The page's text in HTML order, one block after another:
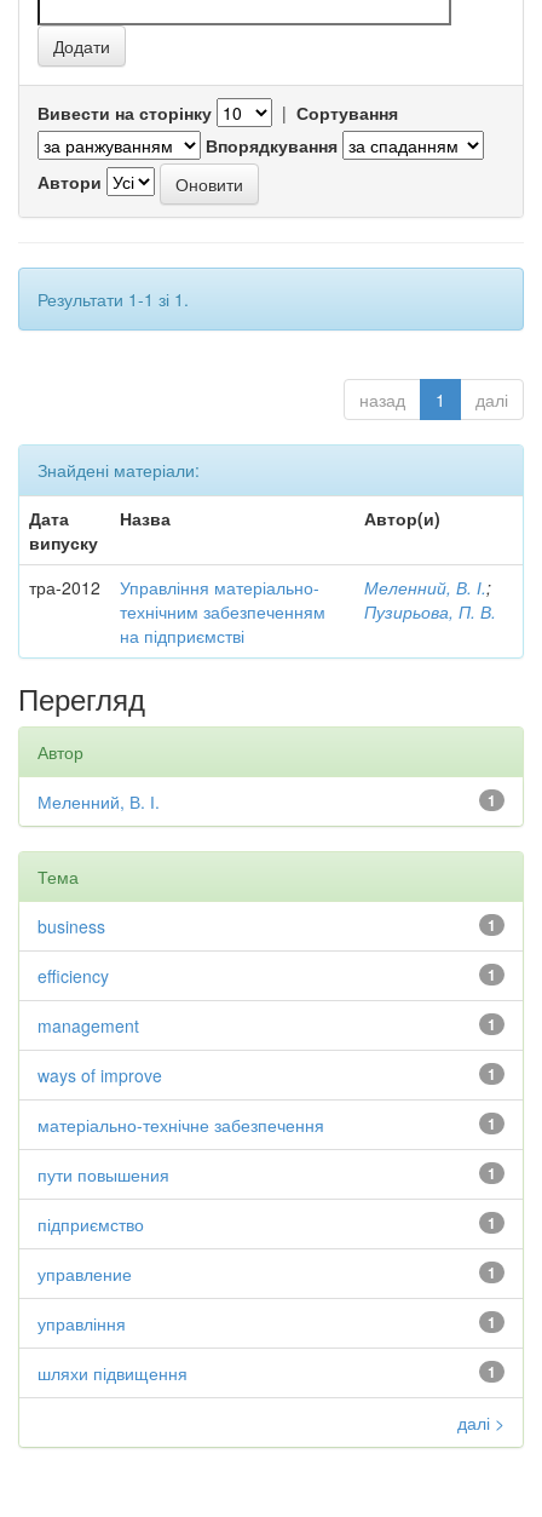
Вивести на сторінку | Сортування
Впорядкування
Автори
Результати 1-1 зі 1.
назад 1 далі
Знайдені матеріали:
Дата
випуску
Назва Автор(и)
тра-2012
Управління матеріально-
технічним забезпеченням
на підприємстві
Меленний, В. І.;
Пузирьова, П. В.
Перегляд
Автор
1
Меленний, В. І.
Тема
1
business
1
efficiency
1
management
1
ways of improve
1
матеріально-технічне забезпечення
1
пути повышения
1
підприємство
1
управление
1
управління
1
шляхи підвищення
далі >